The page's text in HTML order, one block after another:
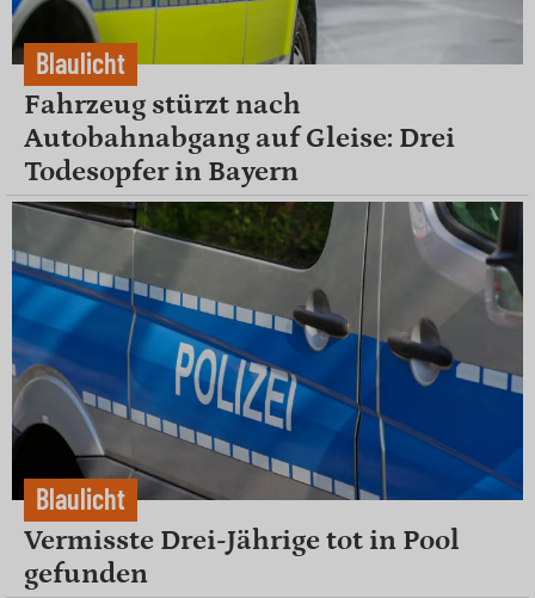
Blaulicht
Fahrzeug stürzt nach
Autobahnabgang auf Gleise: Drei
Todesopfer in Bayern
Blaulicht
Vermisste Drei-Jährige tot in Pool
gefunden